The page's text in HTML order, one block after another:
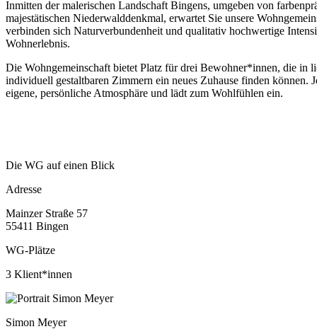
Inmitten der malerischen Landschaft Bingens, umgeben von
majestätischen Niederwalddenkmal, erwartet Sie unsere
verbinden sich Naturverbundenheit und qualitativ hochwertige
Wohnerlebnis.
Die Wohngemeinschaft bietet Platz für drei Bewohner*innen, die in
individuell gestaltbaren Zimmern ein neues Zuhause finden können.
eigene, persönliche Atmosphäre und lädt zum Wohlfühlen ein.
Die WG auf einen Blick
Adresse
Mainzer Straße 57
55411 Bingen
WG-Plätze
3 Klient*innen
Simon Meyer